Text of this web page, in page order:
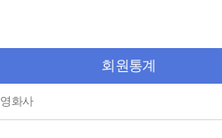
회원통계
영화사